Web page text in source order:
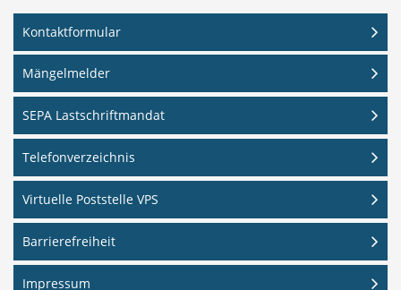
Kontaktformular
Mängelmelder
SEPA Lastschriftmandat
Telefonverzeichnis
Virtuelle Poststelle VPS
Barrierefreiheit
Impressum